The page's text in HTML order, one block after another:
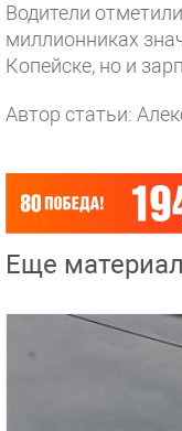
Водители
миллионниках
Копейске, но и
Автор статьи:
Еще